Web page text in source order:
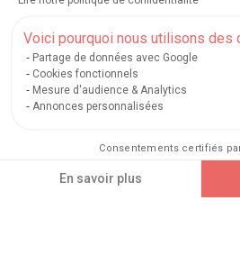
Voici pourquoi nous utilisons des
Partage de données avec Google
Cookies fonctionnels
Mesure d'audience & Analytics
Annonces personnalisées
Consentements certifiés
En savoir plus Ajouter au
LISTES CADEAUX
Service après-vente|FAQ|Rappels de
Nos moyens de